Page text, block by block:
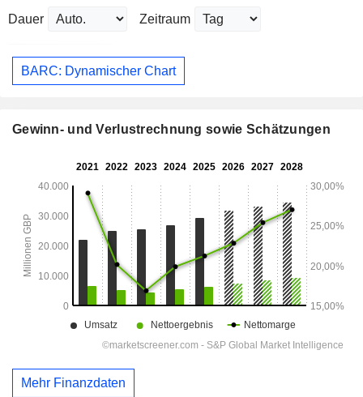
Dauer Zeitraum
BARC: Dynamischer Chart
Gewinn- und Verlustrechnung sowie Schätzungen
Mehr Finanzdaten